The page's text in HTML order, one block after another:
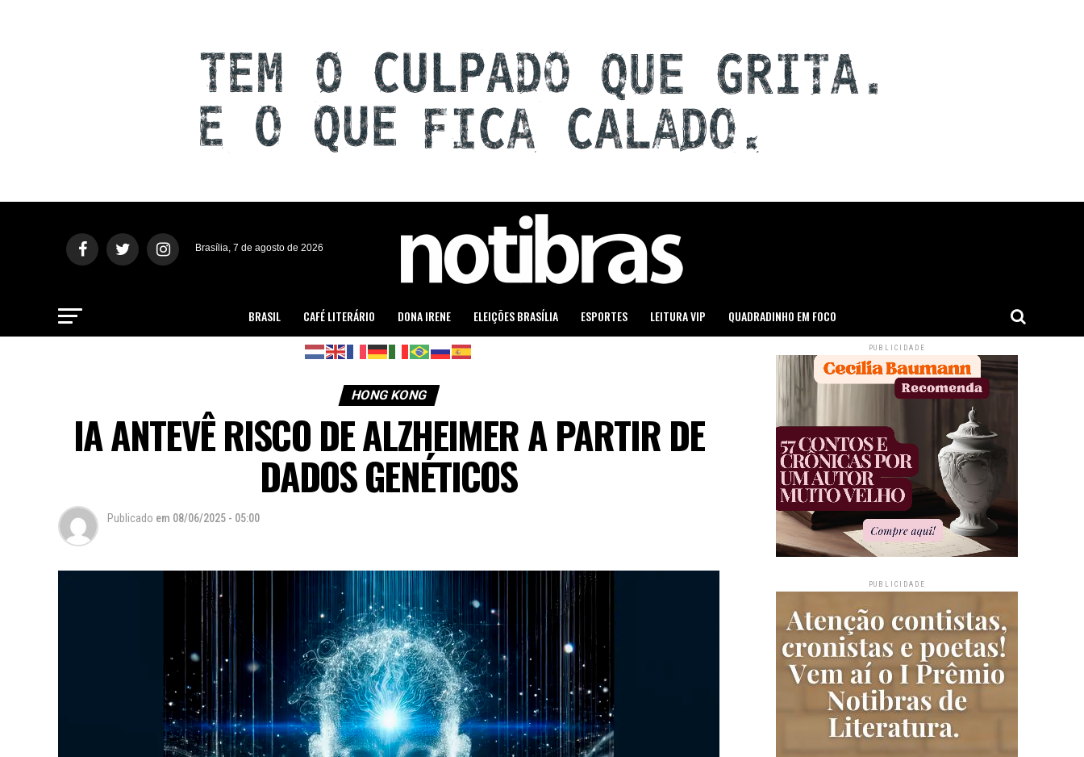
Brasília, 7 de agosto de 2026
BRASIL CAFÉ LITERÁRIO DONA IRENE ELEIÇÕES BRASÍLIA ESPORTES LEITURA VIP QUADRADINHO EM FOCO
HONG KONG
IA ANTEVÊ RISCO DE ALZHEIMER A PARTIR DE
DADOS GENÉTICOS
Publicado em 08/06/2025 - 05:00
PUBLICIDADE
PUBLICIDADE